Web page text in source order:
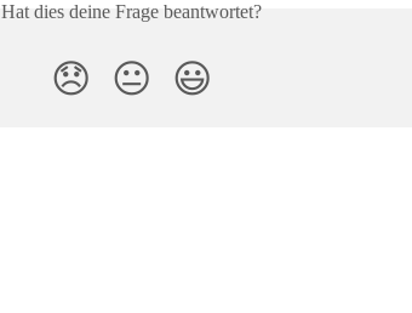
Hat dies deine Frage beantwortet?
😞 😐 😃